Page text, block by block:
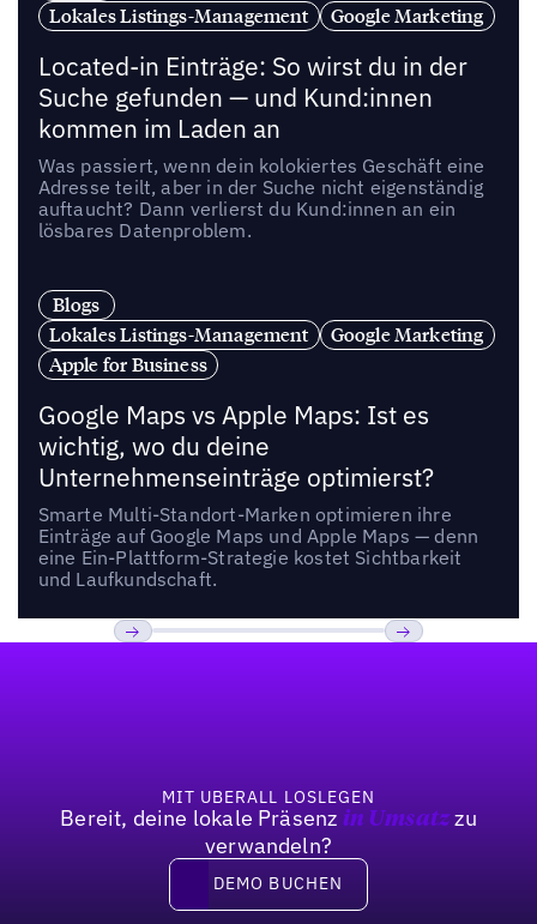
Lokales Listings-Management
Google Marketing
Located-in Einträge: So wirst du in der
Suche gefunden — und Kund:innen
kommen im Laden an
Was passiert, wenn dein kolokiertes Geschäft eine
Adresse teilt, aber in der Suche nicht eigenständig
auftaucht? Dann verlierst du Kund:innen an ein
lösbares Datenproblem.
Blogs
Lokales Listings-Management
Google Marketing
Apple for Business
Google Maps vs Apple Maps: Ist es
wichtig, wo du deine
Unternehmenseinträge optimierst?
Smarte Multi-Standort-Marken optimieren ihre
Einträge auf Google Maps und Apple Maps — denn
eine Ein-Plattform-Strategie kostet Sichtbarkeit
und Laufkundschaft.
MIT UBERALL LOSLEGEN
Bereit, deine lokale Präsenz in Umsatzzu
verwandeln?
DEMO BUCHEN
DEMO BUCHEN